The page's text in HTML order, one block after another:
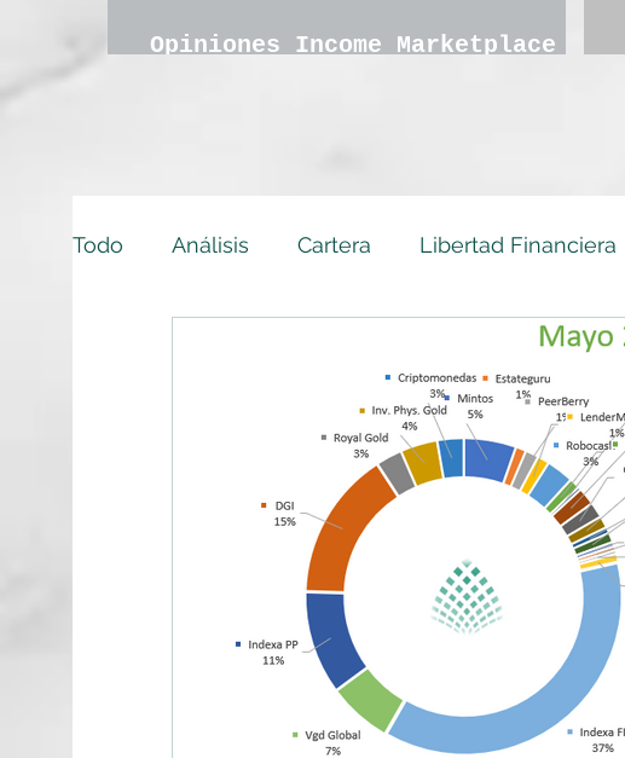
Opiniones Income Marketplace
Todo Análisis Cartera Libertad Financiera